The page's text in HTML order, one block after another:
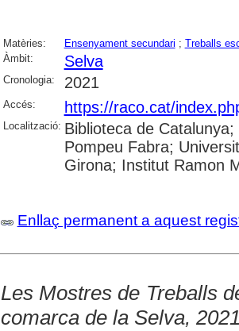
Matèries: Ensenyament secundari ; Treballs
Àmbit:
Selva
Cronologia: 2021
Accés: https://raco.cat/
Localització: Biblioteca de
Pompeu Fabra;
Girona; Institut Ramon
Enllaç permanent a aquest
Les Mostres de Treballs
comarca de la Selva,